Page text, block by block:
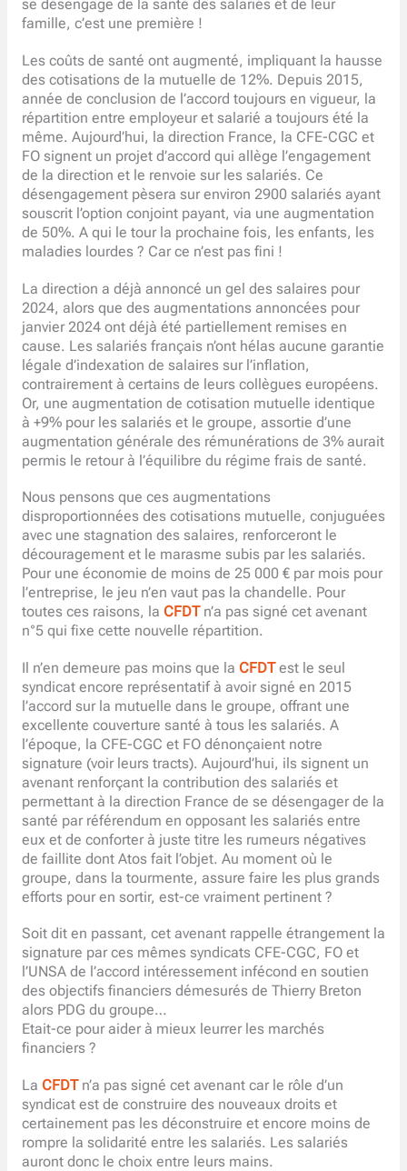
se désengage de la santé des salariés et de leur
famille, c’est une première !
Les coûts de santé ont augmenté, impliquant la hausse
des cotisations de la mutuelle de 12%. Depuis 2015,
année de conclusion de l’accord toujours en vigueur, la
répartition entre employeur et salarié a toujours été la
même. Aujourd’hui, la direction France, la CFE-CGC et
FO signent un projet d’accord qui allège l’engagement
de la direction et le renvoie sur les salariés. Ce
désengagement pèsera sur environ 2900 salariés ayant
souscrit l’option conjoint payant, via une augmentation
de 50%. A qui le tour la prochaine fois, les enfants, les
maladies lourdes ? Car ce n’est pas fini !
La direction a déjà annoncé un gel des salaires pour
2024, alors que des augmentations annoncées pour
janvier 2024 ont déjà été partiellement remises en
cause. Les salariés français n’ont hélas aucune garantie
légale d’indexation de salaires sur l’inflation,
contrairement à certains de leurs collègues européens.
Or, une augmentation de cotisation mutuelle identique
à +9% pour les salariés et le groupe, assortie d’une
augmentation générale des rémunérations de 3% aurait
permis le retour à l’équilibre du régime frais de santé.
Nous pensons que ces augmentations
disproportionnées des cotisations mutuelle, conjuguées
avec une stagnation des salaires, renforceront le
découragement et le marasme subis par les salariés.
Pour une économie de moins de 25 000 € par mois pour
l’entreprise, le jeu n’en vaut pas la chandelle. Pour
toutes ces raisons, la CFDT n’a pas signé cet avenant
n°5 qui fixe cette nouvelle répartition.
Il n’en demeure pas moins que la CFDTest le seul
syndicat encore représentatif à avoir signé en 2015
l’accord sur la mutuelle dans le groupe, offrant une
excellente couverture santé à tous les salariés. A
l’époque, la CFE-CGC et FO dénonçaient notre
signature (voir leurs tracts). Aujourd’hui, ils signent un
avenant renforçant la contribution des salariés et
permettant à la direction France de se désengager de la
santé par référendum en opposant les salariés entre
eux et de conforter à juste titre les rumeurs négatives
de faillite dont Atos fait l’objet. Au moment où le
groupe, dans la tourmente, assure faire les plus grands
efforts pour en sortir, est-ce vraiment pertinent ?
Soit dit en passant, cet avenant rappelle étrangement la
signature par ces mêmes syndicats CFE-CGC, FO et
l’UNSA de l’accord intéressement infécond en soutien
des objectifs financiers démesurés de Thierry Breton
alors PDG du groupe…
Etait-ce pour aider à mieux leurrer les marchés
financiers ?
La CFDT n’a pas signé cet avenant car le rôle d’un
syndicat est de construire des nouveaux droits et
certainement pas les déconstruire et encore moins de
rompre la solidarité entre les salariés. Les salariés
auront donc le choix entre leurs mains.